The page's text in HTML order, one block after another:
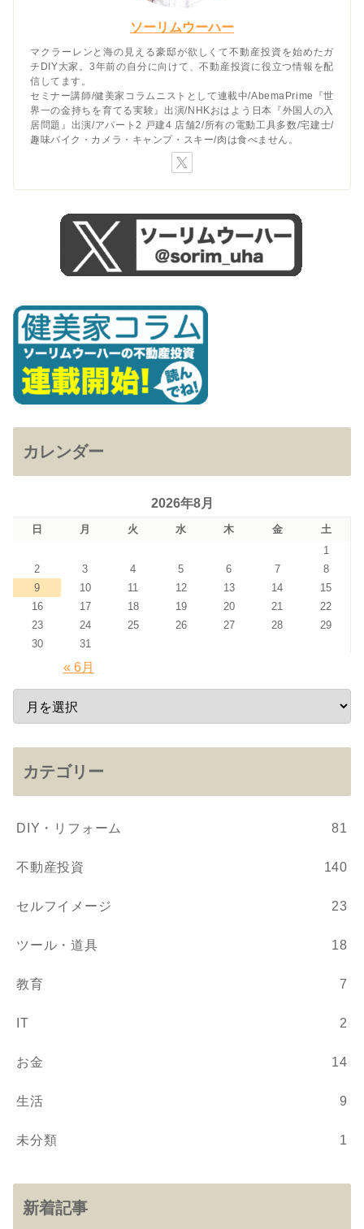
ソーリムウーハー
マクラーレンと海の見える豪邸が欲しくて不動産投資を始めたガ
チDIY大家。3年前の自分に向けて、不動産投資に役立つ情報を配
信してます。
セミナー講師/健美家コラムニストとして連載中/AbemaPrime『世
界一の金持ちを育てる実験』出演/NHKおはよう日本『外国人の入
居問題』出演/アパート2 戸建4 店舗2/所有の電動工具多数/宅建士/
趣味バイク・カメラ・キャンプ・スキー/肉は食べません。
カレンダー
2026年8月
日 月 火 水 木 金
土
1
2
3 4 5 6 7
8
9
10 11 12 13 14
15
16
17 18 19 20 21
22
23
24 25 26 27 28
29
30
31
« 6月
カテゴリー
DIY・リフォーム 81
不動産投資 140
セルフイメージ 23
ツール・道具 18
教育 7
IT 2
お金 14
生活 9
未分類 1
新着記事